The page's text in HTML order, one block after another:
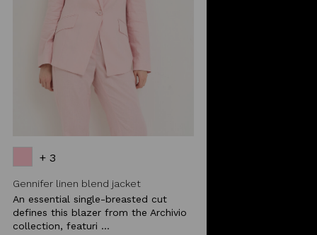
+ 3
Gennifer linen blend jacket
An essential single-breasted cut
defines this blazer from the Archivio
collection, featuri ...